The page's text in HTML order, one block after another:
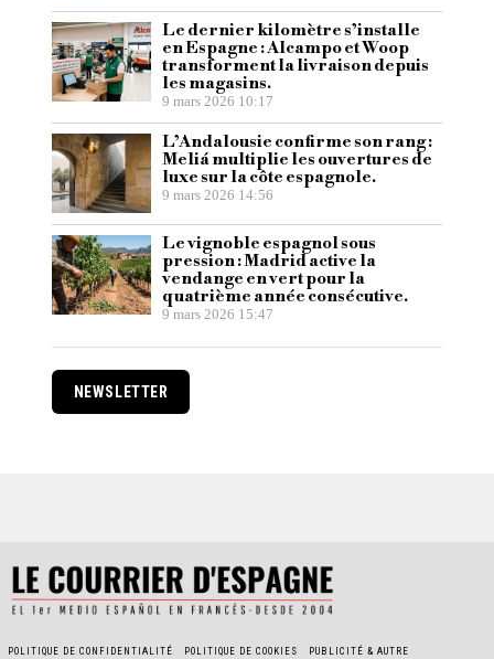
Le dernier kilomètre s’installe
en Espagne : Alcampo et Woop
transforment la livraison depuis
les magasins.
9 mars 2026 10:17
L’Andalousie confirme son rang :
Meliá multiplie les ouvertures de
luxe sur la côte espagnole.
9 mars 2026 14:56
Le vignoble espagnol sous
pression : Madrid active la
vendange en vert pour la
quatrième année consécutive.
9 mars 2026 15:47
NEWSLETTER
POLITIQUE DE CONFIDENTIALITÉ POLITIQUE DE COOKIES PUBLICITÉ & AUTRE